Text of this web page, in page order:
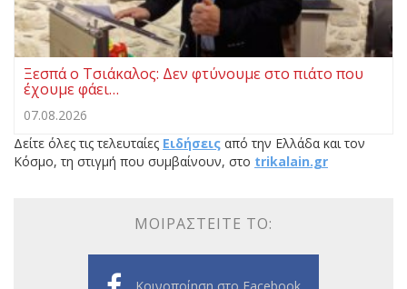
Ξεσπά ο Τσιάκαλος: Δεν φτύνουμε στο πιάτο που
έχουμε φάει…
07.08.2026
Δείτε όλες τις τελευταίες Ειδήσεις από την Ελλάδα και τον
Κόσμο, τη στιγμή που συμβαίνουν, στο trikalain.gr
ΜΟΙΡΑΣΤΕΊΤΕ ΤΟ:
Κοινοποίηση στο Facebook